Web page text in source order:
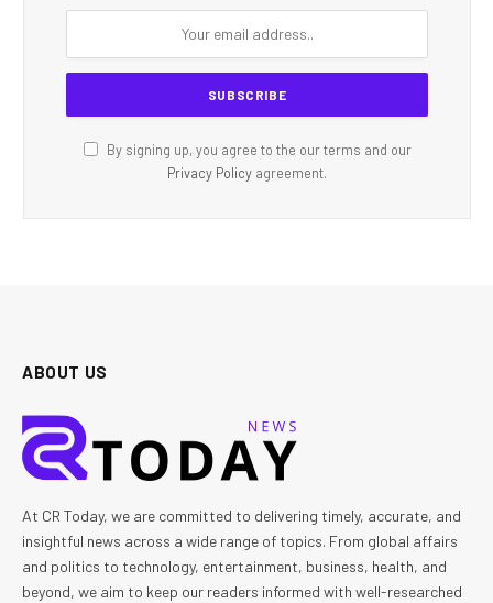
By signing up, you agree to the our terms and our
Privacy Policy agreement.
ABOUT US
At CR Today, we are committed to delivering timely, accurate, and
insightful news across a wide range of topics. From global affairs
and politics to technology, entertainment, business, health, and
beyond, we aim to keep our readers informed with well-researched